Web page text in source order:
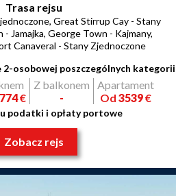
Trasa rejsu
Great Stirrup Cay - Stany
Jamajka, George Town - Kajmany,
Canaveral - Stany Zjednoczone
2-osobowej poszczególnych kategorii
774€
Z balkonem
-
Apartament
Od 3539€
podatki i opłaty portowe
Zobacz rejs